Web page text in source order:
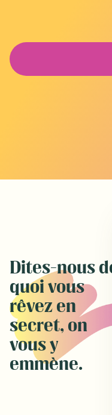
Dites-nous
quoi vous
rêvez en
secret, on
vous y
emmène.